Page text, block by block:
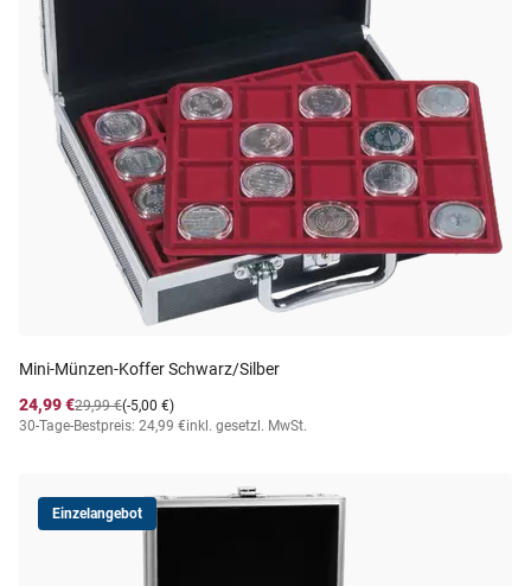
Mini-Münzen-Koffer Schwarz/Silber
24,99 €
(-5,00 €)
29,99 €
30-Tage-Bestpreis: 24,99 €inkl. gesetzl. MwSt.
Einzelangebot